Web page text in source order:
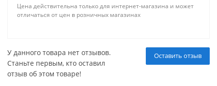
Цена действительна только для интернет-магазина и может
отличаться от цен в розничных магазинах
Оставить отзыв
У данного товара нет отзывов.
Станьте первым, кто оставил
отзыв об этом товаре!